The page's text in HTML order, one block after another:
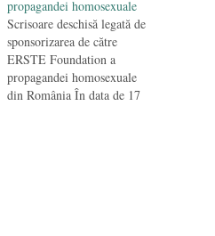
propagandei homosexuale
Scrisoare deschisă legată de
sponsorizarea de către
ERSTE Foundation a
propagandei homosexuale
din România În data de 17